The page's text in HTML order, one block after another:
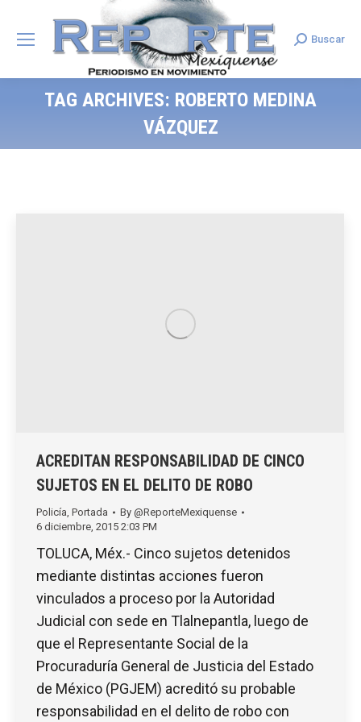
Search:
Buscar
TAG ARCHIVES: ROBERTO MEDINA
VÁZQUEZ
ACREDITAN RESPONSABILIDAD DE CINCO
SUJETOS EN EL DELITO DE ROBO
Policía Portada By @ReporteMexiquense
6 diciembre, 2015 2:03 PM
TOLUCA, Méx.- Cinco sujetos detenidos
mediante distintas acciones fueron
vinculados a proceso por la Autoridad
Judicial con sede en Tlalnepantla, luego de
que el Representante Social de la
Procuraduría General de Justicia del Estado
de México (PGJEM) acreditó su probable
responsabilidad en el delito de robo con